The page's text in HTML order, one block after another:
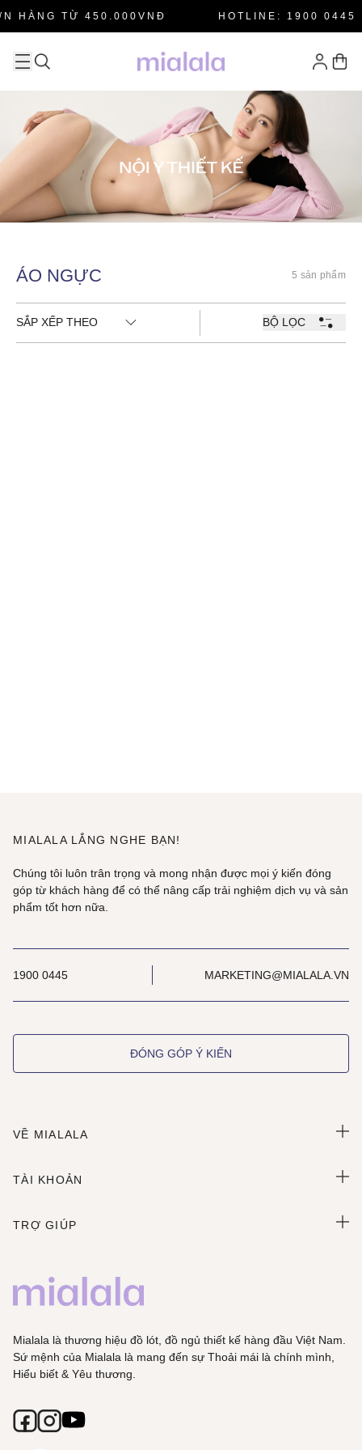
HÀNG TỪ 450.000VNĐ HOTLINE: 1900 0445
ÁO NGỰC 5 sản phẩm
SẮP XẾP THEO BỘ LỌC
MIALALA LẮNG NGHE BẠN!
Chúng tôi luôn trân trọng và mong nhận được mọi ý kiến đóng
góp từ khách hàng để có thể nâng cấp trải nghiệm dịch vụ và sản
phẩm tốt hơn nữa.
1900 0445 MARKETING@MIALALA.VN
ĐÓNG GÓP Ý KIẾN
VỀ MIALALA
TÀI KHOẢN
TRỢ GIÚP
Mialala là thương hiệu đồ lót, đồ ngủ thiết kế hàng đầu Việt Nam.
Sứ mệnh của Mialala là mang đến sự Thoải mái là chính mình,
Hiểu biết & Yêu thương.